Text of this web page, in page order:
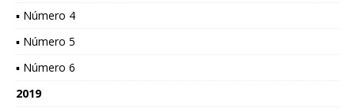
▪ Número 4
▪ Número 5
▪ Número 6
2019